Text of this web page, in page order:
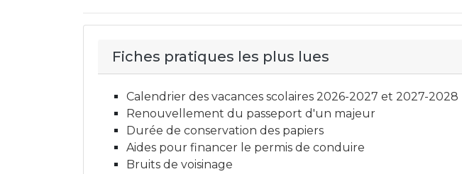
Fiches pratiques les plus lues
Calendrier des vacances scolaires 2026-2027 et 2027-2028
Renouvellement du passeport d'un majeur
Durée de conservation des papiers
Aides pour financer le permis de conduire
Bruits de voisinage